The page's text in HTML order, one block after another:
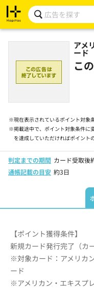
アメ
ード
こ
※現在表示されているポイント対象
※掲載途中で、ポイント対象条件に
を達成していただければポイント
判定までの期間 カード受取後
通帳記載の目安 約3日
【ポイント獲得条件】
新規カード発行完了（カ
※対象カード：アメリカ
ード
※アメリカン・エキスプ